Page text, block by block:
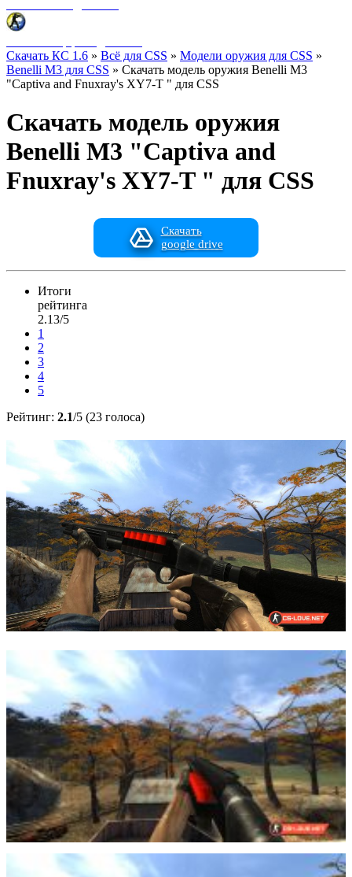
Скачать КС 1.6 » Всё для CSS » Модели оружия для CSS »
Benelli M3 для CSS » Скачать модель оружия Benelli M3
"Captiva and Fnuxray's XY7-T " для CSS
Скачать модель оружия
Benelli M3 "Captiva and
Fnuxray's XY7-T " для CSS
Скачать
google drive
Итоги
рейтинга
2.13/5
1
2
3
4
5
Рейтинг: 2.1/5 (23 голоса)